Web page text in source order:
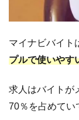
ト
使
い
3.1
プ
マイナビバイト
プルで使いやす
求人はバイトが
70％を占めてい